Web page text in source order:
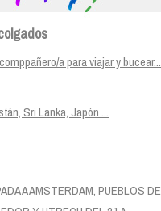
a para viajar y bucear...
Sri Lanka, Japón ...
A AMSTERDAM, PUEBLOS DE